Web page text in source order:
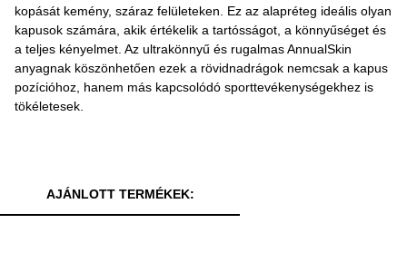
kopását kemény, száraz felületeken. Ez az alapréteg ideális olyan
kapusok számára, akik értékelik a tartósságot, a könnyűséget és
a teljes kényelmet. Az ultrakönnyű és rugalmas AnnualSkin
anyagnak köszönhetően ezek a rövidnadrágok nemcsak a kapus
pozícióhoz, hanem más kapcsolódó sporttevékenységekhez is
tökéletesek.
AJÁNLOTT TERMÉKEK: